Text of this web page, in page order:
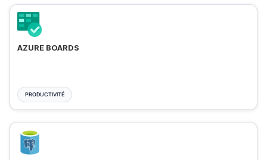
AZURE BOARDS
PRODUCTIVITÉ